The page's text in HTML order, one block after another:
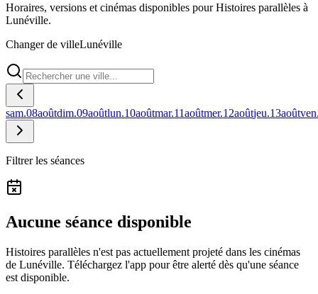
Horaires, versions et cinémas disponibles pour Histoires parallèles à
Lunéville.
Changer de villeLunéville
sam.08aoûtdim.09aoûtlun.10aoûtmar.11aoûtmer.12aoûtjeu.13août
Filtrer les séances
Aucune séance disponible
Histoires parallèles n'est pas actuellement projeté dans les cinémas
de Lunéville. Téléchargez l'app pour être alerté dès qu'une séance
est disponible.